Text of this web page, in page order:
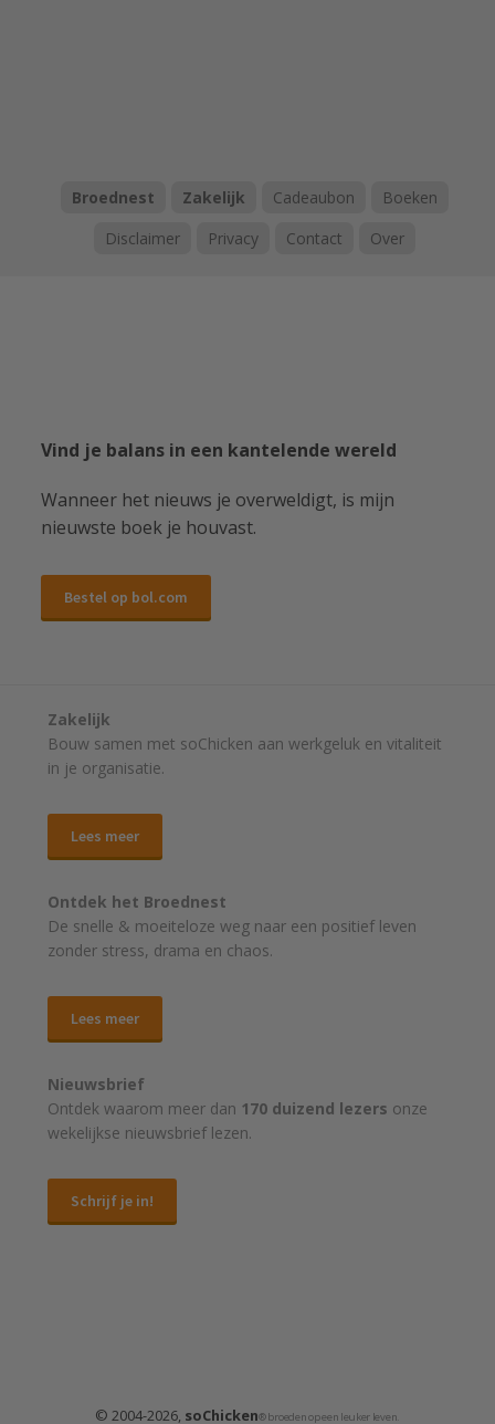
Broednest Zakelijk Cadeaubon
Boeken
Disclaimer
Privacy Contact Over
Vind je balans in een kantelende wereld
Wanneer het nieuws je overweldigt, is mijn
nieuwste boek je houvast.
Bestel op bol.com
Zakelijk
Bouw samen met soChicken aan werkgeluk en vitaliteit
in je organisatie.
Lees meer
Ontdek het Broednest
De snelle & moeiteloze weg naar een positief leven
zonder stress, drama en chaos.
Lees meer
Nieuwsbrief
Ontdek waarom meer dan 170 duizend lezers onze
wekelijkse nieuwsbrief lezen.
Schrijf je in!
© 2004-2026, soChicken® broeden op een leuker leven.